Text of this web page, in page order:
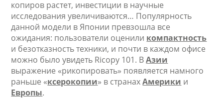
копиров растет, инвестиции в научные
исследования увеличиваются… Популярность
данной модели в Японии превзошла все
ожидания: пользователи оценили компактность
и безотказность техники, и почти в каждом офисе
можно было увидеть Ricopy 101. ВАзии
выражение «рикопировать» появляется намного
раньше «ксерокопии» в странахАмерики и
Европы.